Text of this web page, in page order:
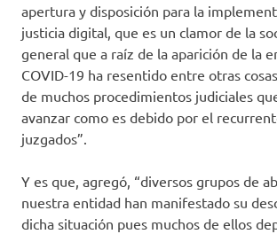
apertura y disposición para la
justicia digital, que es un clamor de la
general que a raíz de la aparición de la
COVID-19 ha resentido entre otras
de muchos procedimientos judiciales
avanzar como es debido por el
juzgados”.
Y es que, agregó, “diversos grupos de
nuestra entidad han manifestado su
dicha situación pues muchos de ellos